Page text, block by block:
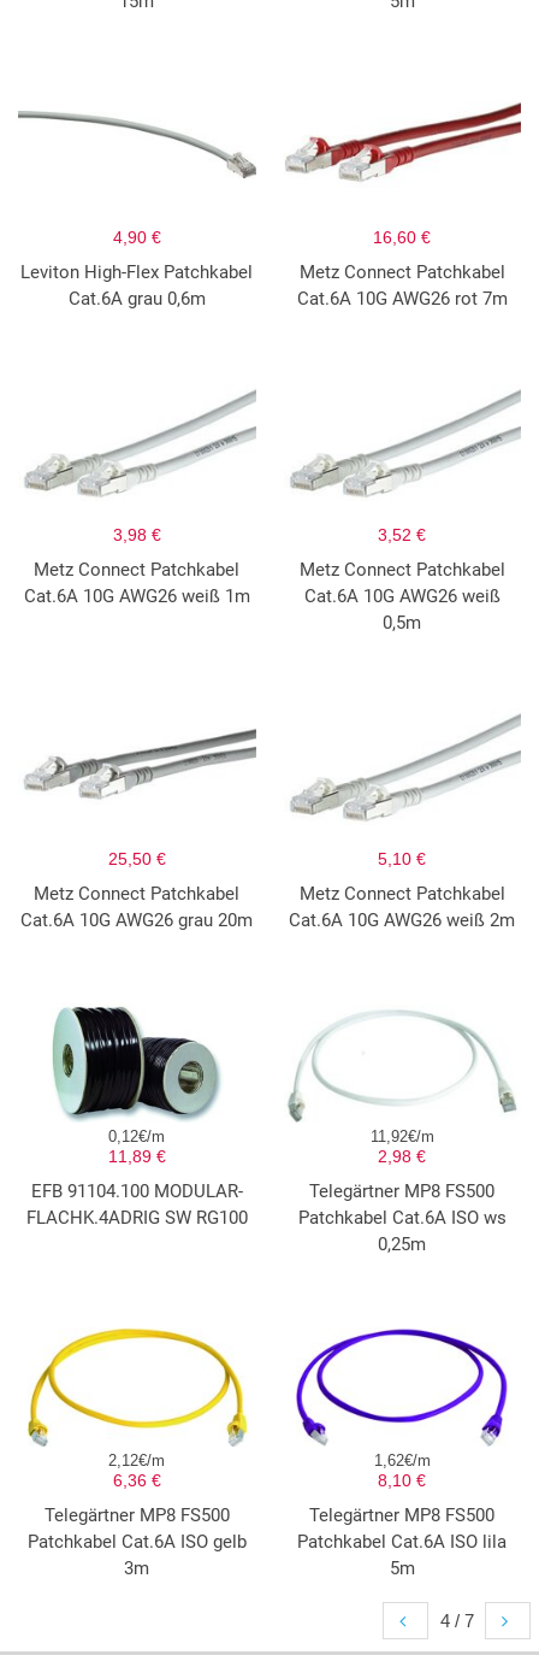
4,90 €
Leviton High-Flex Patchkabel
Cat.6A grau 0,6m
16,60 €
Metz Connect Patchkabel
Cat.6A 10G AWG26 rot 7m
3,98 €
Metz Connect Patchkabel
Cat.6A 10G AWG26 weiß 1m
3,52 €
Metz Connect Patchkabel
Cat.6A 10G AWG26 weiß
0,5m
25,50 €
Metz Connect Patchkabel
Cat.6A 10G AWG26 grau 20m
5,10 €
Metz Connect Patchkabel
Cat.6A 10G AWG26 weiß 2m
0,12€/m
11,89 €
EFB 91104.100 MODULAR-
FLACHK.4ADRIG SW RG100
11,92€/m
2,98 €
Telegärtner MP8 FS500
Patchkabel Cat.6A ISO ws
0,25m
2,12€/m
6,36 €
Telegärtner MP8 FS500
Patchkabel Cat.6A ISO gelb
3m
1,62€/m
8,10 €
Telegärtner MP8 FS500
Patchkabel Cat.6A ISO lila
5m
4 / 7